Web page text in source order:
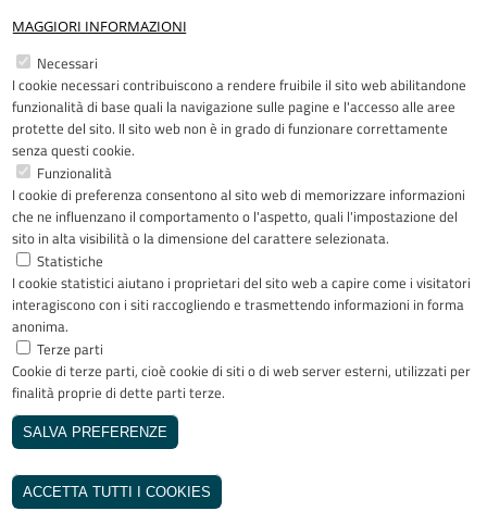
MAGGIORI INFORMAZIONI
Necessari
I cookie necessari contribuiscono a rendere fruibile il sito web abilitandone
funzionalità di base quali la navigazione sulle pagine e l'accesso alle aree
protette del sito. Il sito web non è in grado di funzionare correttamente
senza questi cookie.
Funzionalità
I cookie di preferenza consentono al sito web di memorizzare informazioni
che ne influenzano il comportamento o l'aspetto, quali l'impostazione del
sito in alta visibilità o la dimensione del carattere selezionata.
Statistiche
I cookie statistici aiutano i proprietari del sito web a capire come i visitatori
interagiscono con i siti raccogliendo e trasmettendo informazioni in forma
anonima.
Terze parti
Cookie di terze parti, cioè cookie di siti o di web server esterni, utilizzati per
finalità proprie di dette parti terze.
SALVA PREFERENZE
ACCETTA TUTTI I COOKIES
Restiamo in contatto
FacebookYouTubeLinkedInInstagram
Riconoscimenti
Copyright © 2005-2023 - ASST Papa
Giovanni XXIII - Piazza OMS 1 24127
Bergamo - Tutti i diritti riservati